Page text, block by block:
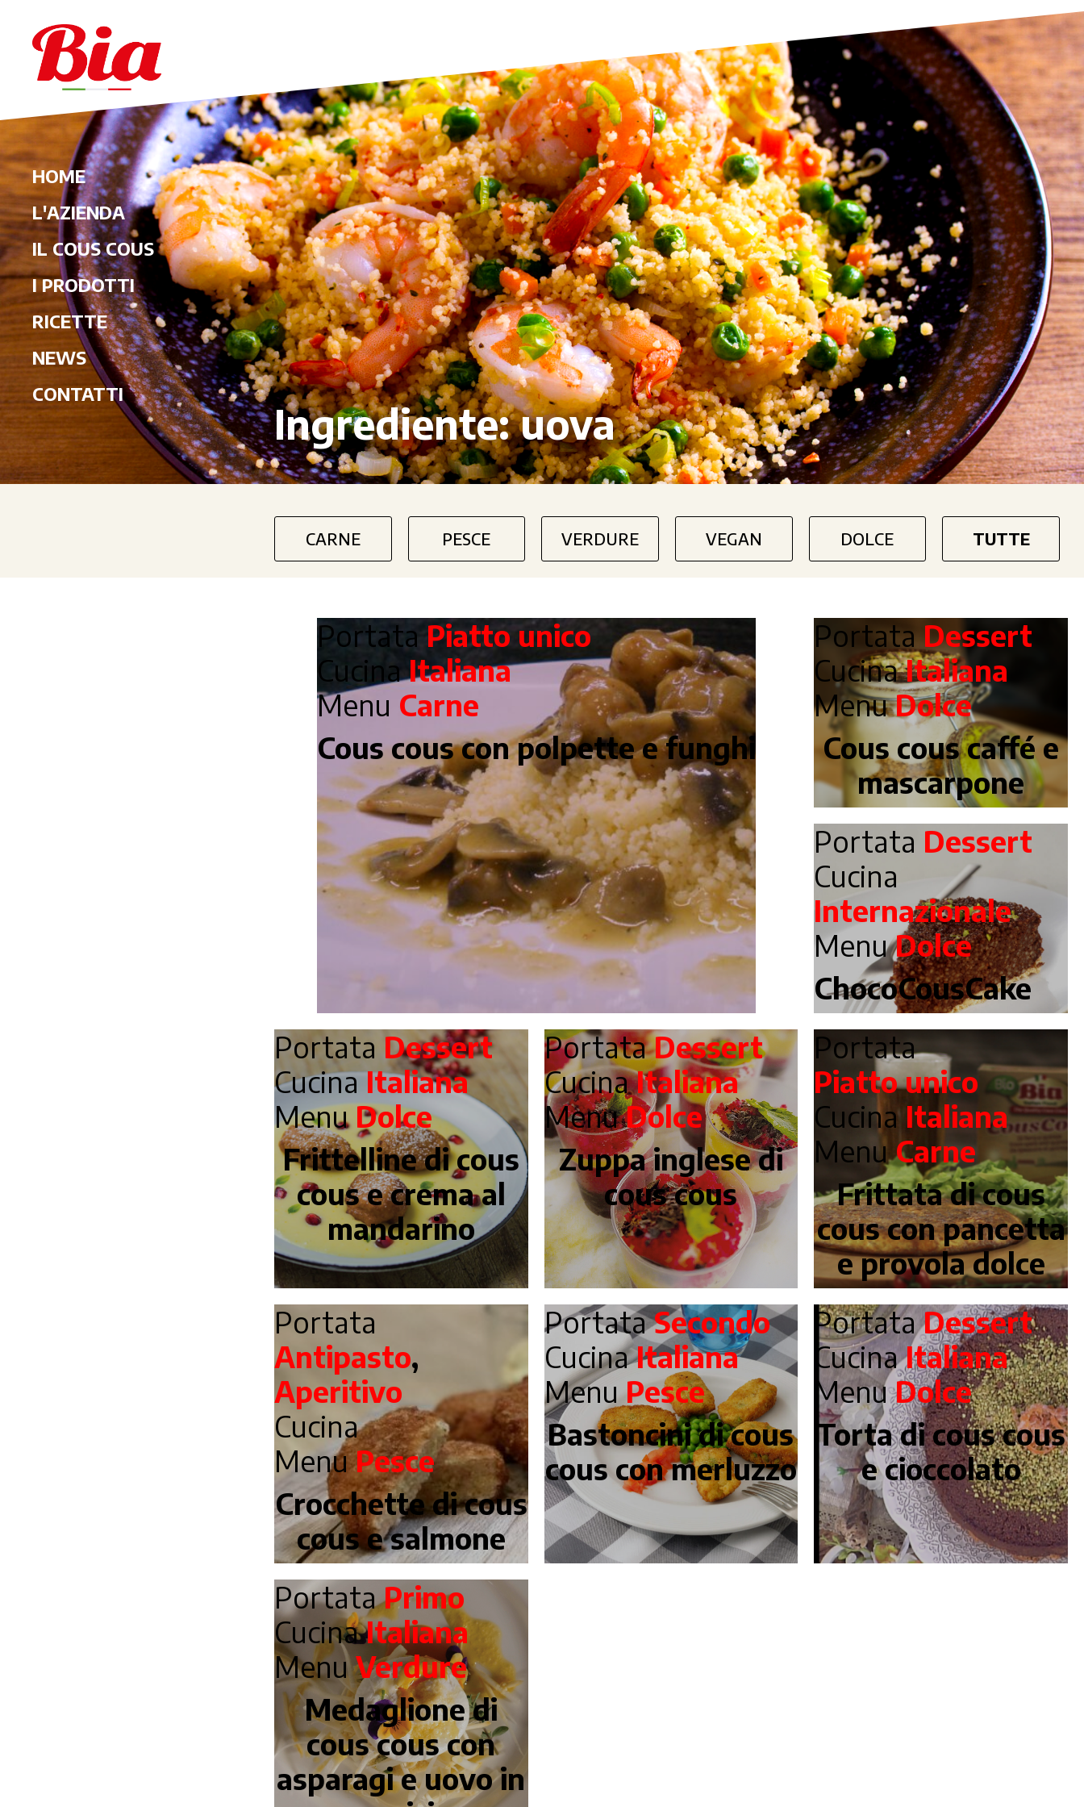
HOME
L'AZIENDA
IL COUS COUS
I PRODOTTI
RICETTE
NEWS
CONTATTI
Ingrediente:uova
CARNE PESCE VERDURE VEGAN DOLCE TUTTE
PortataPiatto unico
CucinaItaliana
Menu Carne
Cous cous con polpette e funghi
PortataDessert
CucinaItaliana
MenuDolce
Cous cous caffé e
mascarpone
Portata Dessert
Cucina
Internazionale
MenuDolce
ChocoCousCake
Portata Dessert
CucinaItaliana
MenuDolce
Frittelline di cous
cous e crema al
mandarino
PortataDessert
CucinaItaliana
MenuDolce
Zuppa inglese di
cous cous
Portata
Piatto unico
Cucina Italiana
MenuCarne
Frittata di cous
cous con pancetta
e provola dolce
Portata
Antipasto,
Aperitivo
Cucina
MenuPesce
Crocchette di cous
cous e salmone
PortataSecondo
CucinaItaliana
MenuPesce
Bastoncini di cous
cous con merluzzo
PortataDessert
CucinaItaliana
MenuDolce
Torta di cous cous
e cioccolato
PortataPrimo
CucinaItaliana
MenuVerdure
Medaglione di
cous cous con
asparagi e uovo in